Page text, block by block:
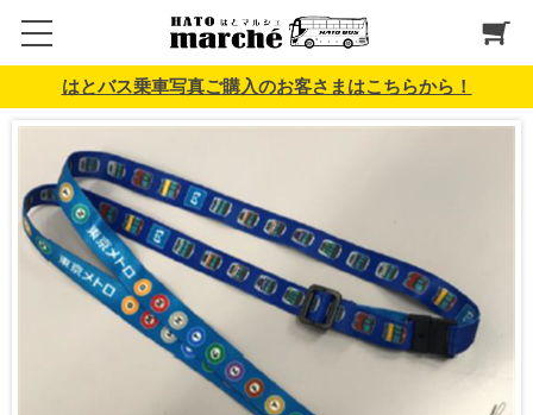
はとバス乗車写真ご購入のお客さまはこちらから！